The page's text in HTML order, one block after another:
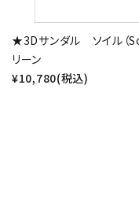
★3Dサンダル ソイル（
リーン
¥10,780(税込)